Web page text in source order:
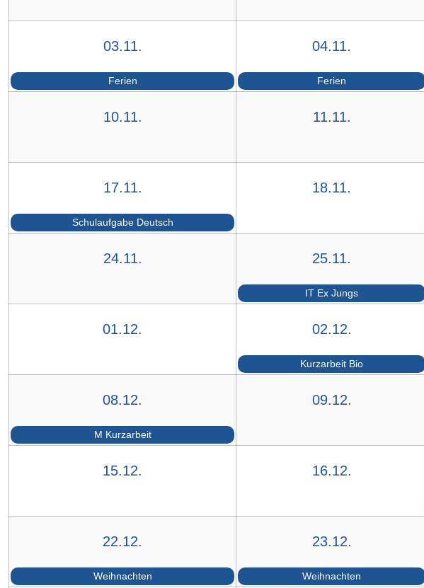
03.11.
Ferien
04.11.
Ferien
10.11. 11.11.
17.11.
Schulaufgabe Deutsch
18.11.
24.11. 25.11.
IT Ex Jungs
01.12. 02.12.
Kurzarbeit Bio
08.12.
M Kurzarbeit
09.12.
15.12. 16.12.
22.12.
Weihnachten
23.12.
Weihnachten